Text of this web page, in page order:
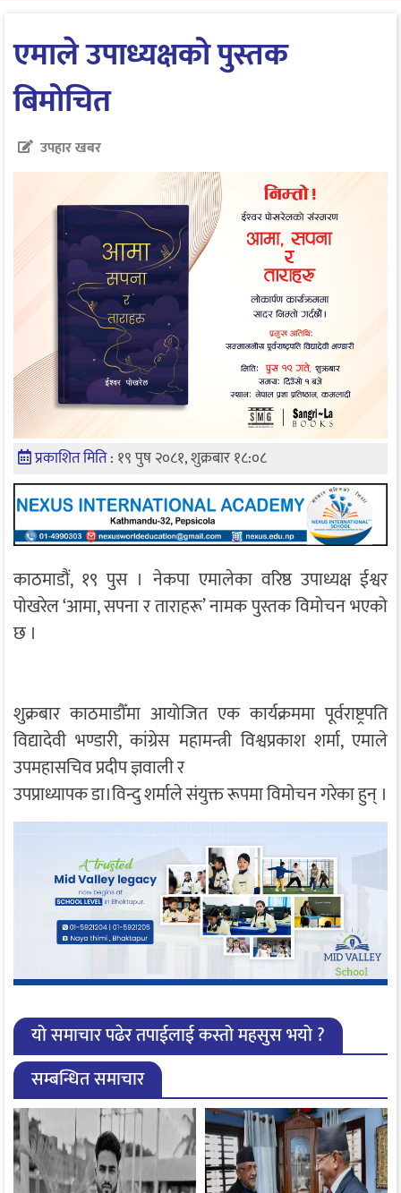
एमाले उपाध्यक्षको पुस्तक
बिमोचित
उपहार खबर
प्रकाशित मिति : १९ पुष २०८१, शुक्रबार १८:०८
काठमाडौं, १९ पुस । नेकपा एमालेका वरिष्ठ उपाध्यक्ष ईश्वर
पोखरेल ‘आमा, सपना र ताराहरू’ नामक पुस्तक विमोचन भएको
छ ।
शुक्रबार काठमाडौँमा आयोजित एक कार्यक्रममा पूर्वराष्ट्रपति
विद्यादेवी भण्डारी, कांग्रेस महामन्त्री विश्वप्रकाश शर्मा, एमाले
उपमहासचिव प्रदीप ज्ञवाली र
उपप्राध्यापक डा।विन्दु शर्माले संयुक्त रूपमा विमोचन गरेका हुन् ।
यो समाचार पढेर तपाईलाई कस्तो महसुस भयो ?
सम्बन्धित समाचार